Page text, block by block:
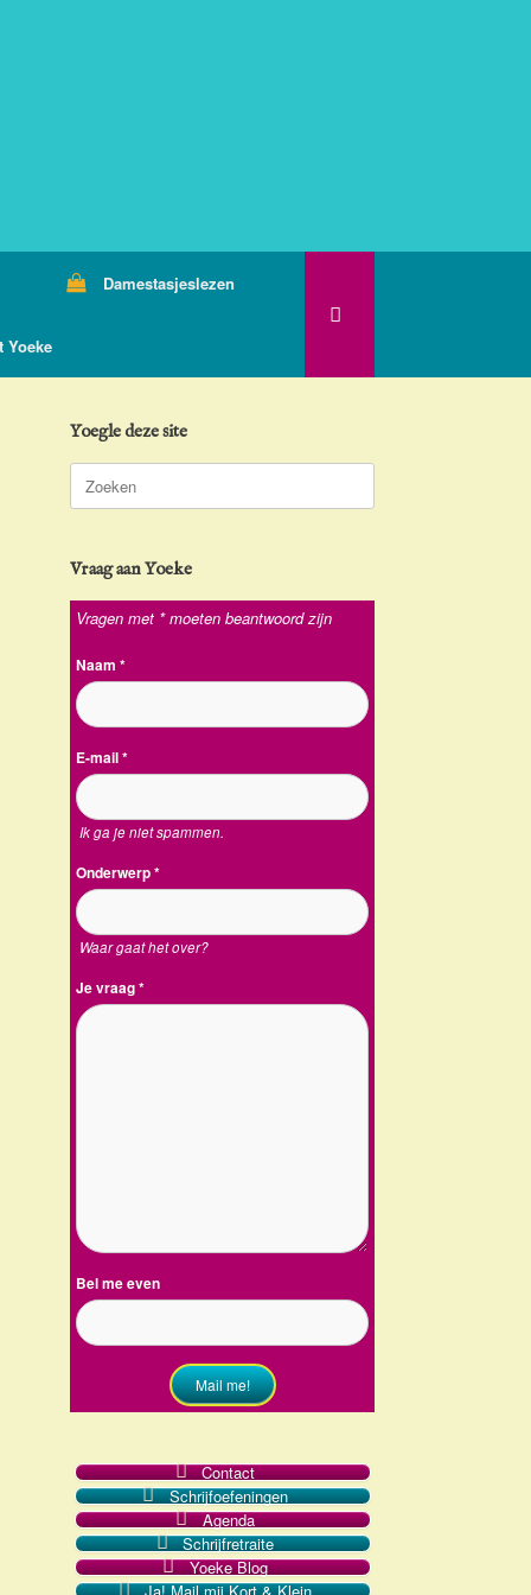
Damestasjeslezen
Yoeke
Yoegle deze site
Zoeken
naar:
Vraag aan Yoeke
Vragen met * moeten beantwoord zijn
Naam*
E-mail*
Ik ga je niet spammen.
Onderwerp*
Waar gaat het over?
Je vraag*
Bel me even
Mail me!
Contact
Schrijfoefeningen
Agenda
Schrijfretraite
Yoeke Blog